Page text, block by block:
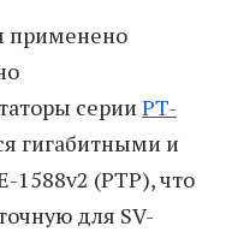
применено
серии PT-
гигабитными и
1588v2 (PTP), что
для SV-